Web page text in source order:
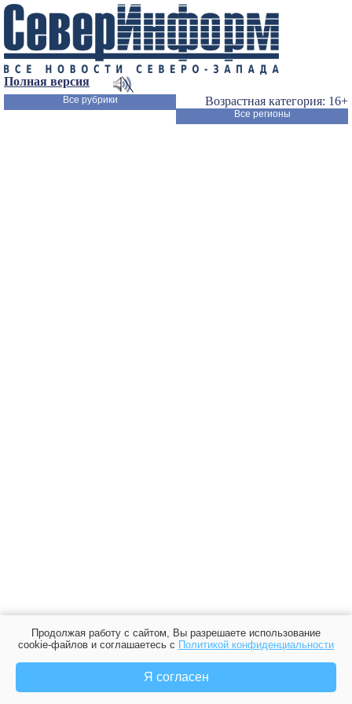
Полная версия
Возрастная категория: 16+
Все рубрики
Все регионы
Продолжая работу с сайтом, Вы разрешаете использование
cookie-файлов и соглашаетесь с Политикой конфиденциальности
Я согласен